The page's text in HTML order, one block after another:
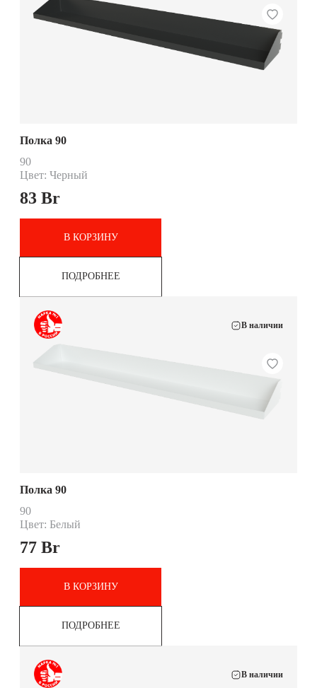
Полка 90
90
Цвет: Черный
83 Br
В КОРЗИНУ
ПОДРОБНЕЕ
В наличии
Полка 90
90
Цвет: Белый
77 Br
В КОРЗИНУ
ПОДРОБНЕЕ
В наличии